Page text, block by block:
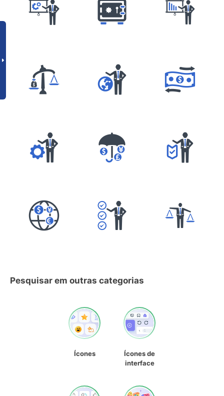
Pesquisar em outras categorias
Ícones
Ícones de
interface